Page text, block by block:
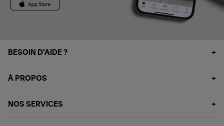
BESOIN D'AIDE ?
À PROPOS
NOS SERVICES